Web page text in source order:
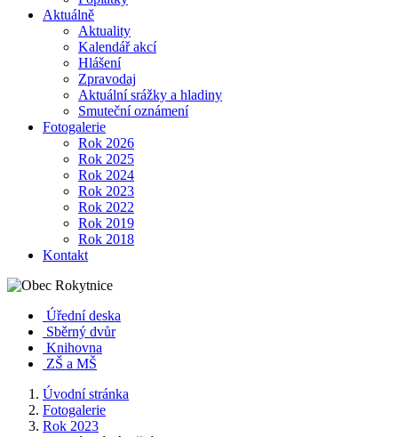
Aktuálně
Aktuality
Kalendář akcí
Hlášení
Zpravodaj
Aktuální srážky a hladiny
Smuteční oznámení
Fotogalerie
Rok 2026
Rok 2025
Rok 2024
Rok 2023
Rok 2022
Rok 2019
Rok 2018
Kontakt
Úřední deska
Sběrný dvůr
Knihovna
ZŠ a MŠ
Úvodní stránka
Fotogalerie
Rok 2023